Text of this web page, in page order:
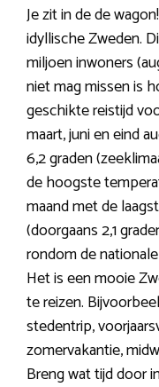
Je zit in de de
idyllische Zweden.
miljoen inwoners
niet mag missen is
geschikte reistijd
maart, juni en eind
6,2 graden
de hoogste
maand met de
(doorgaans 2,1
rondom de
Het is een mooie
te reizen.
stedentrip,
zomervakantie,
Breng wat tijd door